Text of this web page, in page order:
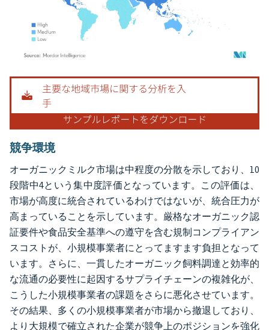
画像 © Mordor Intelligence。再利用にはCC BY 4.0の表示が必要です。
競争環境
オーガニックミルク市場は中程度の分散を示しており、10
段階中4という集中度評価となっています。この評価は、
市場が高度に統合されているわけではないが、統合圧力が
高まっていることを示しています。厳格なオーガニック認
証要件や食品安全基準への遵守を含む規制コンプライアン
スコストが、小規模事業者にとってますます負担となって
います。さらに、一貫したオーガニック飼料調達と効率的
な流通の必要性に起因するサプライチェーンの複雑化が、
こうした小規模事業者の課題をさらに悪化させています。
その結果、多くの小規模事業者が市場から撤退しており、
より大規模で確立された企業が競争上のポジションを強化